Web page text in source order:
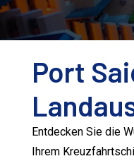
Port
Entdecken Sie die
Ihrem